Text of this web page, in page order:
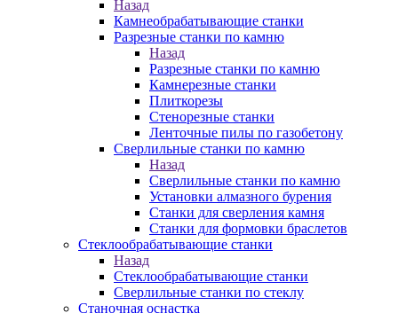
Назад
Камнеобрабатывающие станки
Разрезные станки по камню
Назад
Разрезные станки по камню
Камнерезные станки
Плиткорезы
Стенорезные станки
Ленточные пилы по газобетону
Сверлильные станки по камню
Назад
Сверлильные станки по камню
Установки алмазного бурения
Станки для сверления камня
Станки для формовки браслетов
Стеклообрабатывающие станки
Назад
Стеклообрабатывающие станки
Сверлильные станки по стеклу
Станочная оснастка